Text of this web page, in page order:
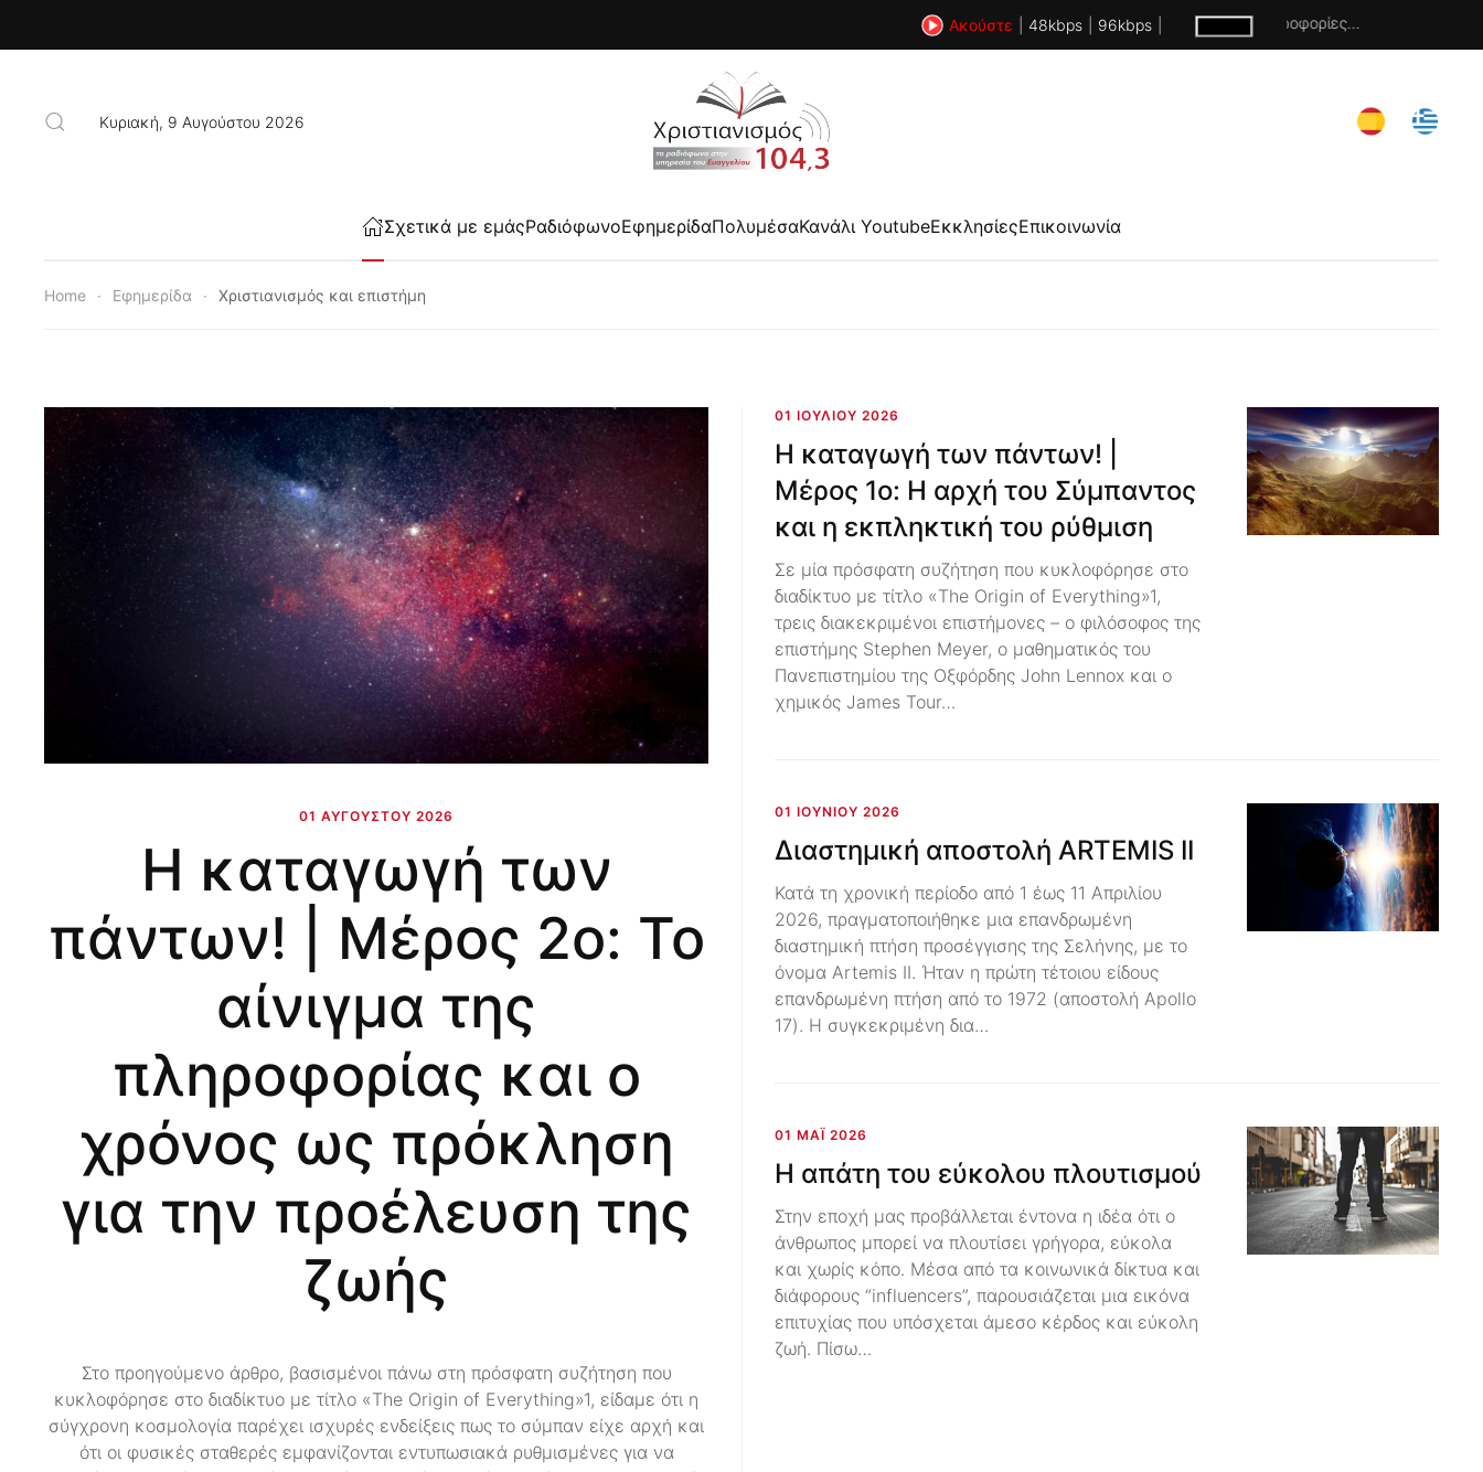
Ακούστε 48kbps 96kbps Χωρίς πληροφορίες...
Κυριακή, 9 Αυγούστου 2026
Σχετικά με εμάςΡαδιόφωνοΕφημερίδαΠολυμέσαΚανάλι YoutubeΕκκλησίεςΕπικοινωνία
Home Εφημερίδα Χριστιανισμός και επιστήμη
01 ΑΥΓΟΎΣΤΟΥ 2026
Η καταγωγή των
πάντων! | Μέρος 2ο: Το
αίνιγμα της
πληροφορίας και ο
χρόνος ως πρόκληση
για την προέλευση της
ζωής
Στο προηγούμενο άρθρο, βασισμένοι πάνω στη πρόσφατη συζήτηση που
κυκλοφόρησε στο διαδίκτυο με τίτλο «The Origin of Everything»1, είδαμε ότι η
σύγχρονη κοσμολογία παρέχει ισχυρές ενδείξεις πως το σύμπαν είχε αρχή και
ότι οι φυσικές σταθερές εμφανίζονται εντυπωσιακά ρυθμισμένες για να
01 ΙΟΥΛΊΟΥ 2026
Η καταγωγή των πάντων! |
Μέρος 1ο: Η αρχή του Σύμπαντος
και η εκπληκτική του ρύθμιση
Σε μία πρόσφατη συζήτηση που κυκλοφόρησε στο
διαδίκτυο με τίτλο «The Origin of Everything»1,
τρεις διακεκριμένοι επιστήμονες – ο φιλόσοφος της
επιστήμης Stephen Meyer, ο μαθηματικός του
Πανεπιστημίου της Οξφόρδης John Lennox και ο
χημικός James Tour…
01 ΙΟΥΝΊΟΥ 2026
Διαστημική αποστολή ARTEMIS II
Κατά τη χρονική περίοδο από 1 έως 11 Απριλίου
2026, πραγματοποιήθηκε μια επανδρωμένη
διαστημική πτήση προσέγγισης της Σελήνης, με το
όνομα Artemis II. Ήταν η πρώτη τέτοιου είδους
επανδρωμένη πτήση από το 1972 (αποστολή Apollo
17). Η συγκεκριμένη δια…
01 ΜΆΙ 2026
Η απάτη του εύκολου πλουτισμού
Στην εποχή μας προβάλλεται έντονα η ιδέα ότι ο
άνθρωπος μπορεί να πλουτίσει γρήγορα, εύκολα
και χωρίς κόπο. Μέσα από τα κοινωνικά δίκτυα και
διάφορους “influencers”, παρουσιάζεται μια εικόνα
επιτυχίας που υπόσχεται άμεσο κέρδος και εύκολη
ζωή. Πίσω…